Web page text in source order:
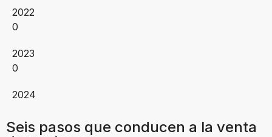
2022
0
2023
0
2024
Seis pasos que conducen a la venta